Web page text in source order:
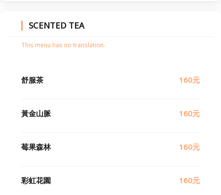
SCENTED TEA
This menu has no translation.
舒服茶 160元
黃金山脈 160元
莓果森林 160元
彩虹花園 160元